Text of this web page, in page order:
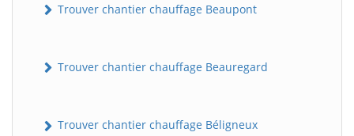
Trouver chantier chauffage Beaupont
Trouver chantier chauffage Beauregard
Trouver chantier chauffage Béligneux